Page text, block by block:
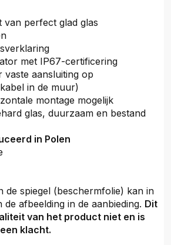
van perfect glad glas
met IP67-certificering
vaste aansluiting op
in de muur)
montage mogelijk
glas, duurzaam en bestand
in Polen
de spiegel (beschermfolie) kan in
afbeelding in de aanbieding. Dit
van het product niet en is
klacht.